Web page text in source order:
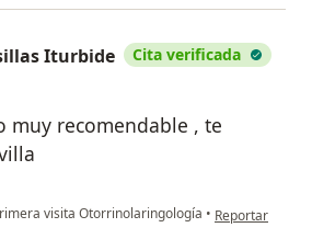
Iturbide Cita verificada
muy recomendable , te
visita Otorrinolaringología • en opinión del
Reportar